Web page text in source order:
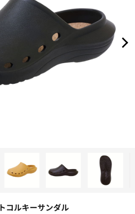
コルキーサンダル